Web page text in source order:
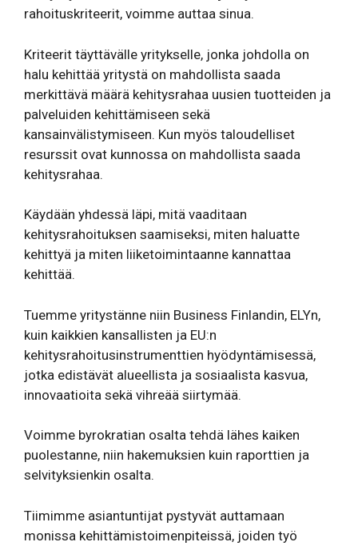
rahoituskriteerit, voimme auttaa sinua.
Kriteerit täyttävälle yritykselle, jonka johdolla on
halu kehittää yritystä on mahdollista saada
merkittävä määrä kehitysrahaa uusien tuotteiden ja
palveluiden kehittämiseen sekä
kansainvälistymiseen. Kun myös taloudelliset
resurssit ovat kunnossa on mahdollista saada
kehitysrahaa.
Käydään yhdessä läpi, mitä vaaditaan
kehitysrahoituksen saamiseksi, miten haluatte
kehittyä ja miten liiketoimintaanne kannattaa
kehittää.
Tuemme yritystänne niin Business Finlandin, ELYn,
kuin kaikkien kansallisten ja EU:n
kehitysrahoitusinstrumenttien hyödyntämisessä,
jotka edistävät alueellista ja sosiaalista kasvua,
innovaatioita sekä vihreää siirtymää.
Voimme byrokratian osalta tehdä lähes kaiken
puolestanne, niin hakemuksien kuin raporttien ja
selvityksienkin osalta.
Tiimimme asiantuntijat pystyvät auttamaan
monissa kehittämistoimenpiteissä, joiden työ